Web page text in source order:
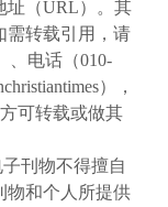
址（URL）。其
需转载引用，请
、电话（010-
），
可转载或做其
刊物不得擅自
物和个人所提供